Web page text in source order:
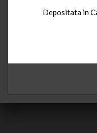
Depositata in